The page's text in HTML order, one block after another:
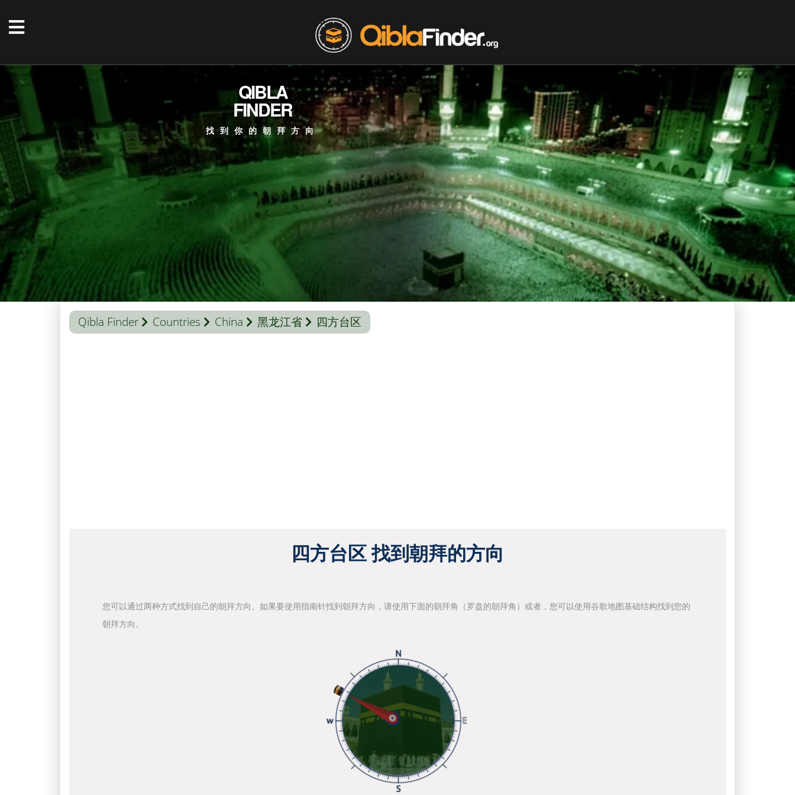
QIBLA
FINDER
找到你的朝拜方向
Qibla Finder Countries China 黑龙江省 四方台区
四方台区 找到朝拜的方向
您可以通过两种方式找到自己的朝拜方向。如果要使用指南针找到朝拜方向，请使用下面的朝拜角（罗盘的朝拜角）或者，您可以使用谷歌地图基础结构找到您的
朝拜方向。